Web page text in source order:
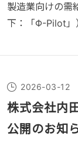
製造業向けの需
下：「Φ-Pilot」
2026-03-12
株式会社内
公開のお知